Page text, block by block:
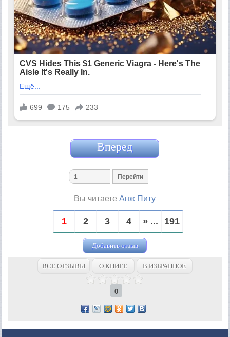
Вперед
Вы читаетеАнж Питу
1 2 3 4 » ... 191
Добавить отзыв
ВСЕ ОТЗЫВЫ О КНИГЕ В ИЗБРАННОЕ
0